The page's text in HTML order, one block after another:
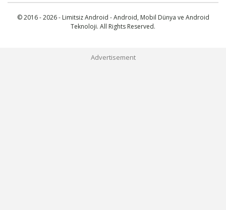
© 2016 - 2026 - Limitsiz Android - Android, Mobil Dünya ve Android
Teknoloji. All Rights Reserved.
Advertisement